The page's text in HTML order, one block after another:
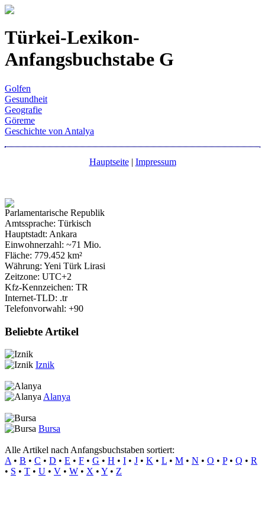
Türkei-Lexikon-
Anfangsbuchstabe G
Golfen
Gesundheit
Geografie
Göreme
Geschichte von Antalya
Hauptseite| Impressum
Parlamentarische Republik
Amtssprache: Türkisch
Hauptstadt: Ankara
Einwohnerzahl: ~71 Mio.
Fläche: 779.452 km²
Währung: Yeni Türk Lirasi
Zeitzone: UTC+2
Kfz-Kennzeichen: TR
Internet-TLD: .tr
Telefonvorwahl: +90
Beliebte Artikel
Iznik
Alanya
Bursa
Alle Artikel nach Anfangsbuchstaben sortiert:
A • B • C • D • E • F • G • H • I • J • K • L • M • N • O • P• Q • R
• S • T • U • V • W • X • Y • Z